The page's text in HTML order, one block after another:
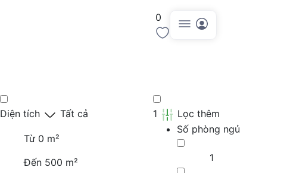
0
Diện tích Tất cả
Từ 0 m²
Đến 500 m²
1
Lọc thêm
Số phòng ngủ
1